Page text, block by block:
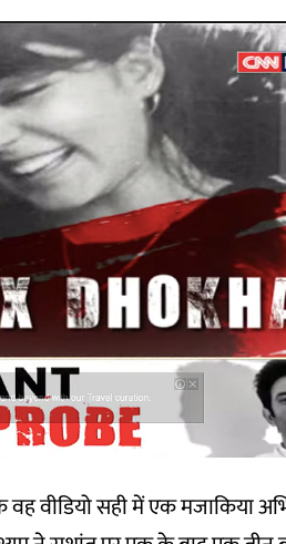
वह वीडियो सही में एक मजाकिया